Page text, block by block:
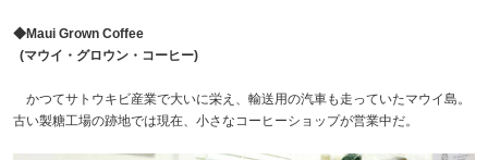
◆Maui Grown Coffee
(マウイ・グロウン・コーヒー)
かつてサトウキビ産業で大いに栄え、輸送用の汽車も走っていたマウイ島。
古い製糖工場の跡地では現在、小さなコーヒーショップが営業中だ。